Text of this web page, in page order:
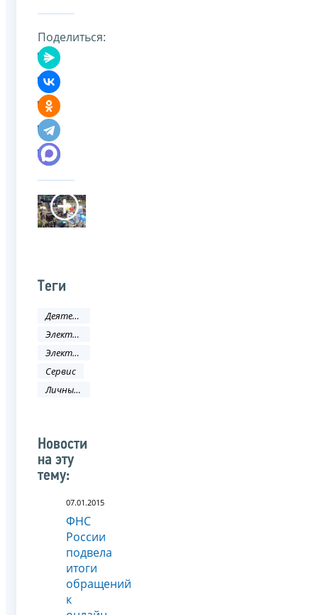
Поделиться:
Теги
Деятельность ФНС
Электронные услуги
Электронные сервисы
Сервис
Личный кабинет
Новости
на эту
тему:
07.01.2015
ФНС
России
подвела
итоги
обращений
к